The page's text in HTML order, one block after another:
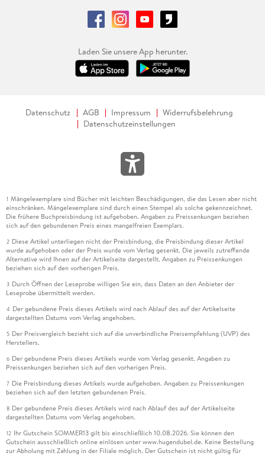
Laden Sie unsere App herunter.
Datenschutz AGB Impressum
Widerrufsbelehrung
Datenschutzeinstellungen
1 Mängelexemplare sind Bücher mit leichten Beschädigungen, die das Lesen aber nicht
einschränken. Mängelexemplare sind durch einen Stempel als solche gekennzeichnet.
Die frühere Buchpreisbindung ist aufgehoben. Angaben zu Preissenkungen beziehen
sich auf den gebundenen Preis eines mangelfreien Exemplars.
2 Diese Artikel unterliegen nicht der Preisbindung, die Preisbindung dieser Artikel
wurde aufgehoben oder der Preis wurde vom Verlag gesenkt. Die jeweils zutreffende
Alternative wird Ihnen auf der Artikelseite dargestellt. Angaben zu Preissenkungen
beziehen sich auf den vorherigen Preis.
3 Durch Öffnen der Leseprobe willigen Sie ein, dass Daten an den Anbieter der
Leseprobe übermittelt werden.
4 Der gebundene Preis dieses Artikels wird nach Ablauf des auf der Artikelseite
dargestellten Datums vom Verlag angehoben.
5 Der Preisvergleich bezieht sich auf die unverbindliche Preisempfehlung (UVP) des
Herstellers.
6 Der gebundene Preis dieses Artikels wurde vom Verlag gesenkt. Angaben zu
Preissenkungen beziehen sich auf den vorherigen Preis.
7 Die Preisbindung dieses Artikels wurde aufgehoben. Angaben zu Preissenkungen
beziehen sich auf den letzten gebundenen Preis.
8 Der gebundene Preis dieses Artikels wird nach Ablauf des auf der Artikelseite
dargestellten Datums vom Verlag angehoben.
12 Ihr Gutschein SOMMER13 gilt bis einschließlich 10.08.2026. Sie können den
Gutschein ausschließlich online einlösen unter www.hugendubel.de. Keine Bestellung
zur Abholung mit Zahlung in der Filiale möglich. Der Gutschein ist nicht gültig für